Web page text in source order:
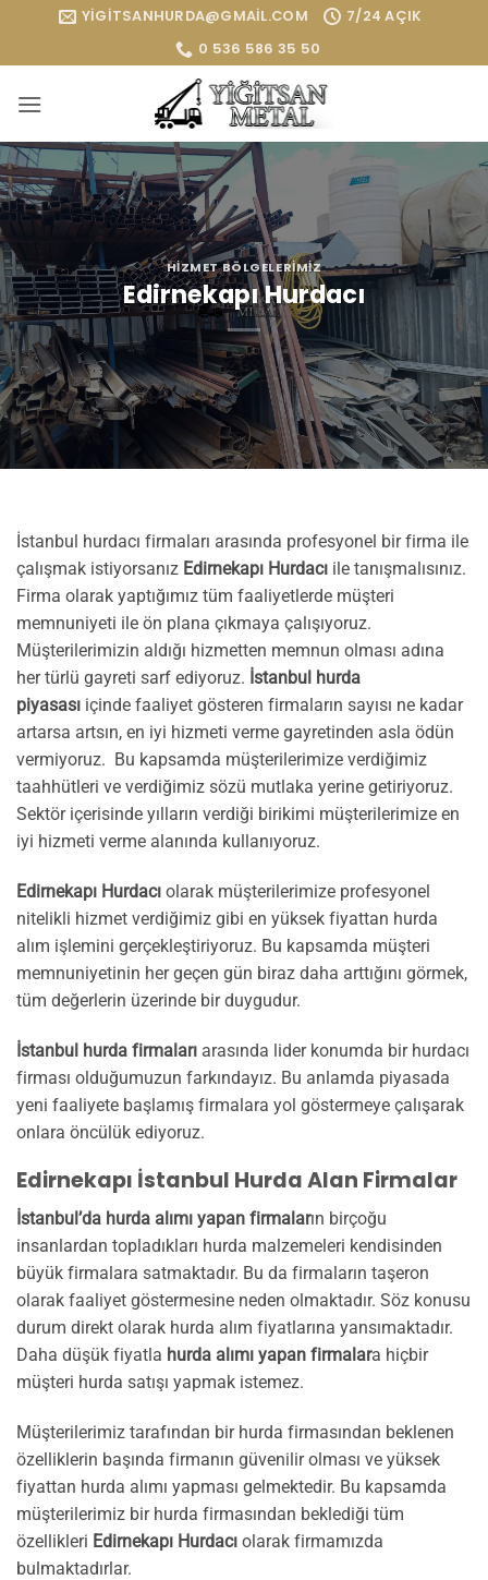
YIGITSANHURDA@GMAIL.COM
7/24 AÇIK
0 536 586 35 50
HIZMET BÖLGELERIMIZ
Edirnekapı Hurdacı
İstanbul hurdacı firmaları arasında profesyonel bir firma ile
çalışmak istiyorsanız Edirnekapı Hurdacı ile tanışmalısınız.
Firma olarak yaptığımız tüm faaliyetlerde müşteri
memnuniyeti ile ön plana çıkmaya çalışıyoruz.
Müşterilerimizin aldığı hizmetten memnun olması adına
her türlü gayreti sarf ediyoruz. İstanbul hurda
piyasası içinde faaliyet gösteren firmaların sayısı ne kadar
artarsa artsın, en iyi hizmeti verme gayretinden asla ödün
vermiyoruz. Bu kapsamda müşterilerimize verdiğimiz
taahhütleri ve verdiğimiz sözü mutlaka yerine getiriyoruz.
Sektör içerisinde yılların verdiği birikimi müşterilerimize en
iyi hizmeti verme alanında kullanıyoruz.
Edirnekapı Hurdacı olarak müşterilerimize profesyonel
nitelikli hizmet verdiğimiz gibi en yüksek fiyattan hurda
alım işlemini gerçekleştiriyoruz. Bu kapsamda müşteri
memnuniyetinin her geçen gün biraz daha arttığını görmek,
tüm değerlerin üzerinde bir duygudur.
İstanbul hurda firmaları arasında lider konumda bir hurdacı
firması olduğumuzun farkındayız. Bu anlamda piyasada
yeni faaliyete başlamış firmalara yol göstermeye çalışarak
onlara öncülük ediyoruz.
Edirnekapı İstanbul Hurda Alan Firmalar
İstanbul’da hurda alımı yapan firmaların birçoğu
insanlardan topladıkları hurda malzemeleri kendisinden
büyük firmalara satmaktadır. Bu da firmaların taşeron
olarak faaliyet göstermesine neden olmaktadır. Söz konusu
durum direkt olarak hurda alım fiyatlarına yansımaktadır.
Daha düşük fiyatla hurda alımı yapan firmalara hiçbir
müşteri hurda satışı yapmak istemez.
Müşterilerimiz tarafından bir hurda firmasından beklenen
özelliklerin başında firmanın güvenilir olması ve yüksek
fiyattan hurda alımı yapması gelmektedir. Bu kapsamda
müşterilerimiz bir hurda firmasından beklediği tüm
özellikleri Edirnekapı Hurdacı olarak firmamızda
bulmaktadırlar.